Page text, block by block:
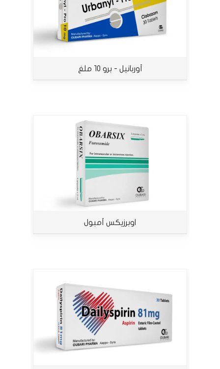
أوربانيل - برو 10 ملغ
اوبرزيكس أمبول